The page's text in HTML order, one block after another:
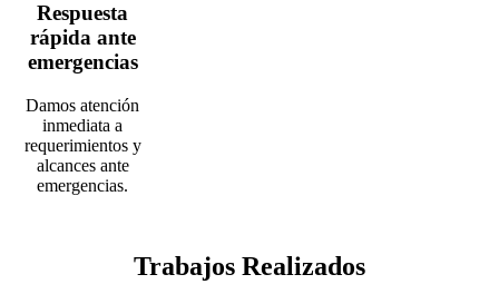
Respuesta
rápida ante
emergencias
Damos atención
inmediata a
requerimientos y
alcances ante
emergencias.
Trabajos Realizados